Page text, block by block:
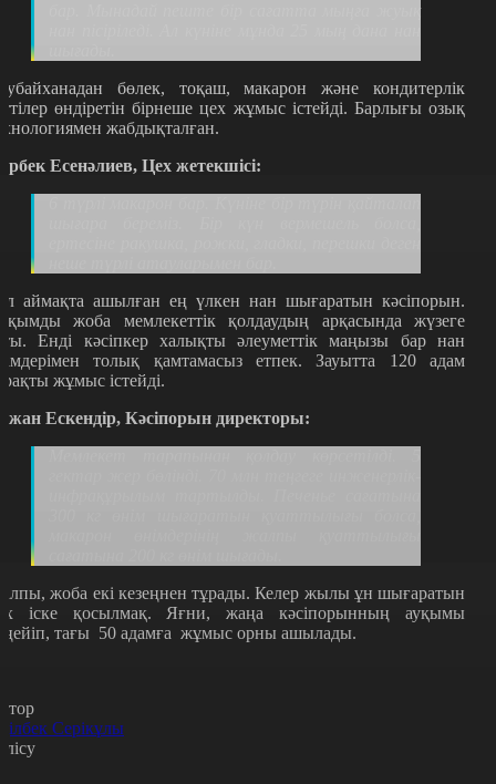
бөлек, тоқаш, макарон және кондитерлік
өндіретін бірнеше цех жұмыс істейді. Барлығы озық
жабдықталған.
Есенәлиев, Цех жетекшісі:
аймақта ашылған ең үлкен нан шығаратын кәсіпорын.
жоба мемлекеттік қолдаудың арқасында жүзеге
Енді кәсіпкер халықты әлеуметтік маңызы бар нан
толық қамтамасыз етпек. Зауытта 120 адам
жұмыс істейді.
Ескендір, Кәсіпорын директоры:
жоба екі кезеңнен тұрады. Келер жылы ұн шығаратын
іске қосылмақ. Яғни, жаңа кәсіпорынның ауқымы
тағы 50 адамға жұмыс орны ашылады.
Серікұлы